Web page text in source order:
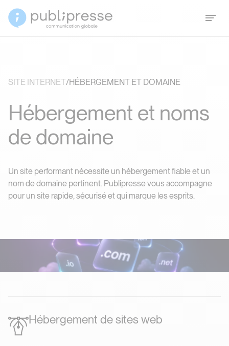
SITE INTERNET/HÉBERGEMENT ET DOMAINE
Hébergement et noms
de domaine
Un site performant nécessite un hébergement fiable et un
nom de domaine pertinent. Publipresse vous accompagne
pour un site rapide, sécuriséet qui marque les esprits.
Hébergement de sites web